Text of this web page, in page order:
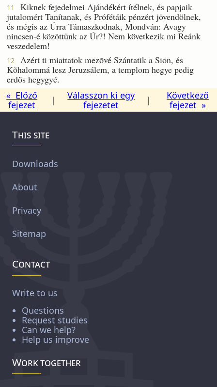
11
Kiknek fejedelmei Ajándékért ítélnek, és papjaik
jutalomért Tanítanak, és Prófétáik pénzért jövendölnek,
és mégis az Úrra Támaszkodnak, Mondván: Avagy
nincsen-é közöttünk az Úr?! Nem következik mi Reánk
veszedelem!
12
Azért ti miattatok mezõvé Szántatik a Sion, és
Kõhalommá lesz Jeruzsálem, a templom hegye pedig
erdõs hegygyé.
« Előző
fejezet
|
Válasszon ki egy
fejezetet
|
Következő
fejezet »
This site
Downloads
About
Privacy
Sitemap
Contact
Write to us
Questions
Request studies
Can we help?
Help us improve
Work together